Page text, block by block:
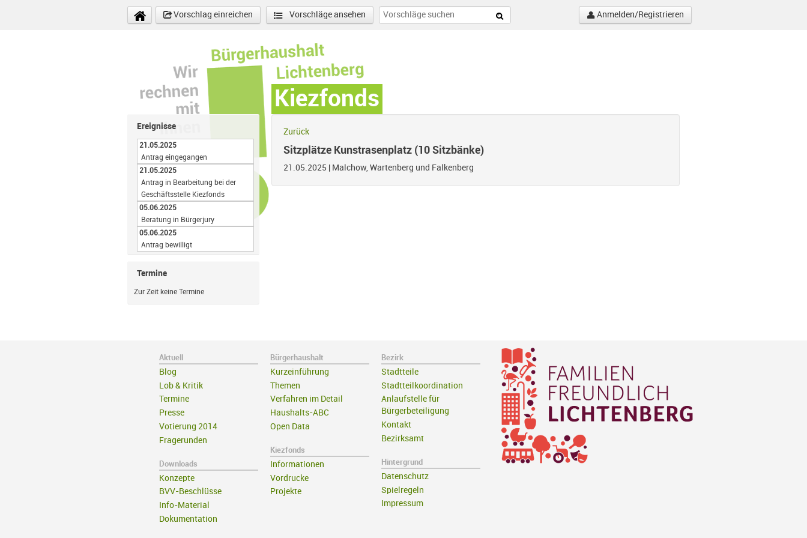
Vorschlag einreichen
Vorschläge ansehen Anmelden/Registrieren
Kiezfonds
Ereignisse
21.05.2025
Antrag eingegangen
21.05.2025
Antrag in Bearbeitung bei der
Geschäftsstelle Kiezfonds
05.06.2025
Beratung in Bürgerjury
05.06.2025
Antrag bewilligt
Termine
Zur Zeit keine Termine
Zurück
Sitzplätze Kunstrasenplatz (10 Sitzbänke)
21.05.2025 Malchow, Wartenberg und Falkenberg
Aktuell
Blog
Lob & Kritik
Termine
Presse
Votierung 2014
Fragerunden
Downloads
Konzepte
BVV-Beschlüsse
Info-Material
Dokumentation
Bürgerhaushalt
Kurzeinführung
Themen
Verfahren im Detail
Haushalts-ABC
Open Data
Kiezfonds
Informationen
Vordrucke
Projekte
Bezirk
Stadtteile
Stadtteilkoordination
Anlaufstelle für
Bürgerbeteiligung
Kontakt
Bezirksamt
Hintergrund
Datenschutz
Spielregeln
Impressum